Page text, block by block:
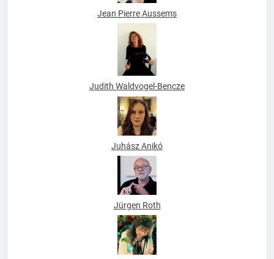
Jean Pierre Aussems
Judith Waldvogel-Bencze
Juhász Anikó
Jürgen Roth